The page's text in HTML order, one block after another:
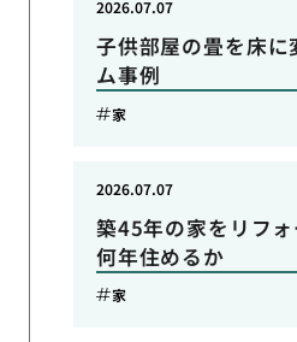
子供部屋の畳を床に
ム事例
2026.07.07
家
築45年の家をリフ
何年住めるか
2026.07.07
家